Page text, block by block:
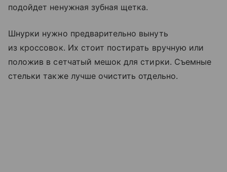
подойдет ненужная зубная щетка.
Шнурки нужно предварительно вынуть
из кроссовок. Их стоит постирать вручную или
положив в сетчатый мешок для стирки. Съемные
стельки также лучше очистить отдельно.